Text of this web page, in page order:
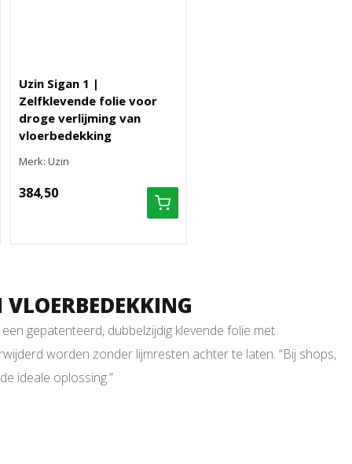
Uzin Sigan 1 |
Zelfklevende folie voor
droge verlijming van
vloerbedekking
Merk: Uzin
384,50
gepatenteerd, dubbelzijdig klevende folie met
worden zonder lijmresten achter te laten. “Bij shops,
ideale oplossing.”